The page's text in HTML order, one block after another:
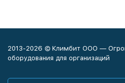
2013-2026 © Климбит ООО —
оборудования для организаций